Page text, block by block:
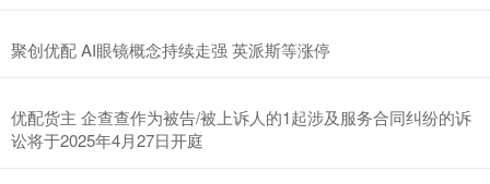
聚创优配 AI眼镜概念持续走强 英派斯等涨停
优配货主 企查查作为被告/被上诉人的1起涉及服务合同纠纷的诉
讼将于2025年4月27日开庭